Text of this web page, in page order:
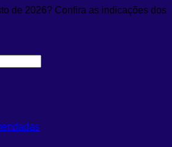
de 2026? Confira as indicações dos